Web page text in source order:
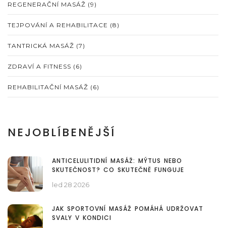
REGENERAČNÍ MASÁŽ (9)
TEJPOVÁNÍ A REHABILITACE (8)
TANTRICKÁ MASÁŽ (7)
ZDRAVÍ A FITNESS (6)
REHABILITAČNÍ MASÁŽ (6)
NEJOBLÍBENĚJŠÍ
ANTICELULITIDNÍ MASÁŽ: MÝTUS NEBO
SKUTEČNOST? CO SKUTEČNĚ FUNGUJE
led 28 2026
JAK SPORTOVNÍ MASÁŽ POMÁHÁ UDRŽOVAT
SVALY V KONDICI